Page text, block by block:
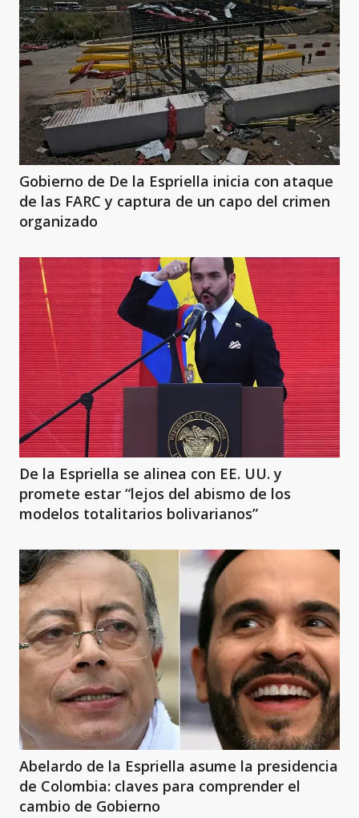
Gobierno de De la Espriella inicia con ataque
de las FARC y captura de un capo del crimen
organizado
De la Espriella se alinea con EE. UU. y
promete estar “lejos del abismo de los
modelos totalitarios bolivarianos”
Abelardo de la Espriella asume la presidencia
de Colombia: claves para comprender el
cambio de Gobierno